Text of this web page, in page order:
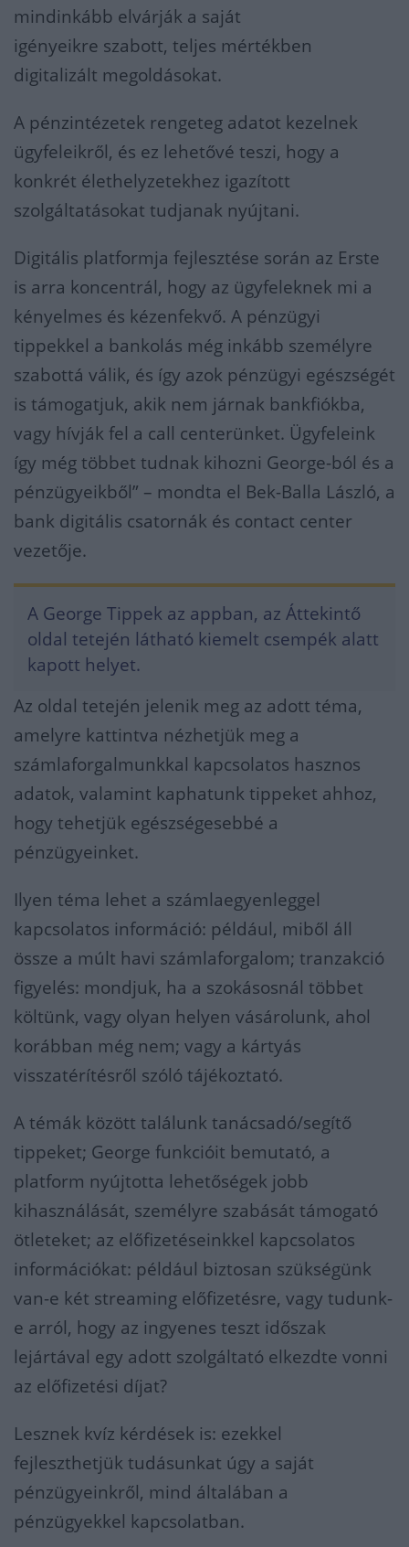
mindinkább elvárják a saját
igényeikre szabott, teljes mértékben
digitalizált megoldásokat.
A pénzintézetek rengeteg adatot kezelnek
ügyfeleikről, és ez lehetővé teszi, hogy a
konkrét élethelyzetekhez igazított
szolgáltatásokat tudjanak nyújtani.
Digitális platformja fejlesztése során az Erste
is arra koncentrál, hogy az ügyfeleknek mi a
kényelmes és kézenfekvő. A pénzügyi
tippekkel a bankolás még inkább személyre
szabottá válik, és így azok pénzügyi egészségét
is támogatjuk, akik nem járnak bankfiókba,
vagy hívják fel a call centerünket. Ügyfeleink
így még többet tudnak kihozni George-ból és a
pénzügyeikből” – mondta el Bek-Balla László, a
bank digitális csatornák és contact center
vezetője.
A George Tippek az appban, az Áttekintő
oldal tetején látható kiemelt csempék alatt
kapott helyet.
Az oldal tetején jelenik meg az adott téma,
amelyre kattintva nézhetjük meg a
számlaforgalmunkkal kapcsolatos hasznos
adatok, valamint kaphatunk tippeket ahhoz,
hogy tehetjük egészségesebbé a
pénzügyeinket.
Ilyen téma lehet a számlaegyenleggel
kapcsolatos információ: például, miből áll
össze a múlt havi számlaforgalom; tranzakció
figyelés: mondjuk, ha a szokásosnál többet
költünk, vagy olyan helyen vásárolunk, ahol
korábban még nem; vagy a kártyás
visszatérítésről szóló tájékoztató.
A témák között találunk tanácsadó/segítő
tippeket; George funkcióit bemutató, a
platform nyújtotta lehetőségek jobb
kihasználását, személyre szabását támogató
ötleteket; az előfizetéseinkkel kapcsolatos
információkat: például biztosan szükségünk
van-e két streaming előfizetésre, vagy tudunk-
e arról, hogy az ingyenes teszt időszak
lejártával egy adott szolgáltató elkezdte vonni
az előfizetési díjat?
Lesznek kvíz kérdések is: ezekkel
fejleszthetjük tudásunkat úgy a saját
pénzügyeinkről, mind általában a
pénzügyekkel kapcsolatban.